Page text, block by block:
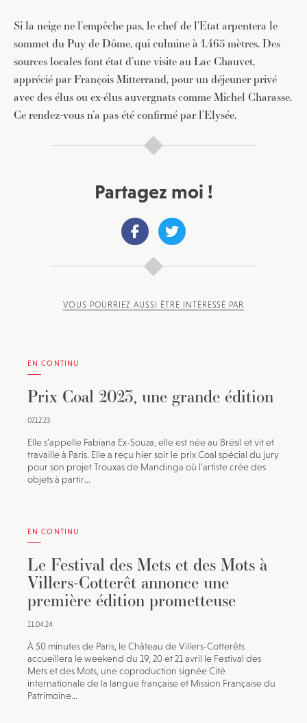
Si la neige ne l’empêche pas, le chef de l’Etat arpentera le
sommet du Puy de Dôme, qui culmine à 1.465 mètres. Des
sources locales font état d’une visite au Lac Chauvet,
apprécié par François Mitterrand, pour un déjeuner privé
avec des élus ou ex-élus auvergnats comme Michel Charasse.
Ce rendez-vous n’a pas été confirmé par l’Elysée.
Partagez moi !
VOUS POURRIEZ AUSSI ÊTRE INTÉRESSÉ PAR
EN CONTINU
Prix Coal 2023, une grande édition
07.12.23
Elle s’appelle Fabiana Ex-Souza, elle est née au Brésil et vit et
travaille à Paris. Elle a reçu hier soir le prix Coal spécial du jury
pour son projet Trouxas de Mandinga où l’artiste crée des
objets à partir...
EN CONTINU
Le Festival des Mets et des Mots à
Villers-Cotterêt annonce une
première édition prometteuse
11.04.24
À 50 minutes de Paris, le Château de Villers-Cotterêts
accueillera le weekend du 19, 20 et 21 avril le Festival des
Mets et des Mots, une coproduction signée Cité
internationale de la langue française et Mission Française du
Patrimoine...